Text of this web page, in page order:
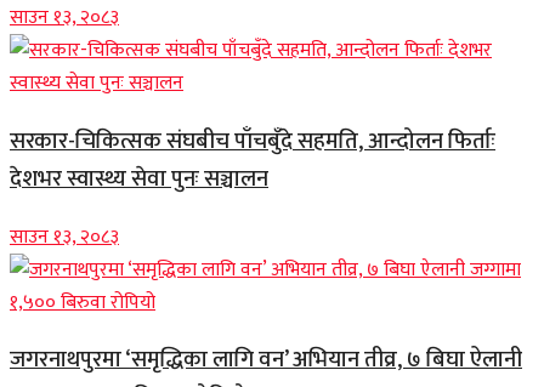
साउन १३, २०८३
सरकार-चिकित्सक संघबीच पाँचबुँदे सहमति, आन्दोलन फिर्ताः
देशभर स्वास्थ्य सेवा पुनः सञ्चालन
साउन १३, २०८३
जगरनाथपुरमा ‘समृद्धिका लागि वन’ अभियान तीव्र, ७ बिघा ऐलानी